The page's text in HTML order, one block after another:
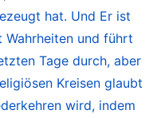
unter den
“(Jes 2,4)„Denn
Er wird den
und die
hat. Und Er ist
und führt
Tage durch, aber
Kreisen glaubt
wird, indem